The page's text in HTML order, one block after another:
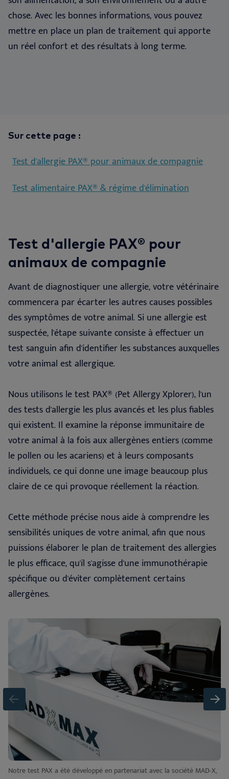
chose. Avec les bonnes informations, vous pouvez
mettre en place un plan de traitement qui apporte
un réel confort et des résultats à long terme.
Sur cette page :
Test d'allergie PAX® pour animaux de compagnie
Test alimentaire PAX® & régime d'élimination
Test d'allergie PAX® pour
animaux de compagnie
Avant de diagnostiquer une allergie, votre vétérinaire
commencera par écarter les autres causes possibles
des symptômes de votre animal. Si une allergie est
suspectée, l'étape suivante consiste à effectuer un
test sanguin afin d'identifier les substances auxquelles
votre animal est allergique.
Nous utilisons le test PAX® (Pet Allergy Xplorer), l'un
des tests d'allergie les plus avancés et les plus fiables
qui existent. Il examine la réponse immunitaire de
votre animal à la fois aux allergènes entiers (comme
le pollen ou les acariens) et à leurs composants
individuels, ce qui donne une image beaucoup plus
claire de ce qui provoque réellement la réaction.
Cette méthode précise nous aide à comprendre les
sensibilités uniques de votre animal, afin que nous
puissions élaborer le plan de traitement des allergies
le plus efficace, qu'il s'agisse d'une immunothérapie
spécifique ou d'éviter complètement certains
allergènes.
Notre test PAX a été développé en partenariat avec la société MAD-X,